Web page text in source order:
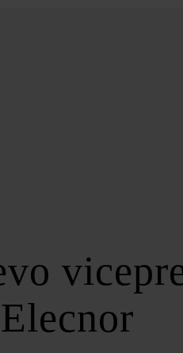
FORO DE AUTOCONSUMO
FORO DE MOVILIDAD
FORO DE TRANSICIÓN